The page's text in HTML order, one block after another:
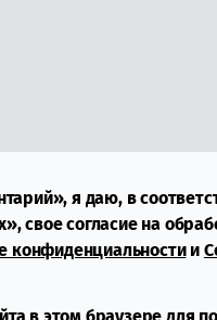
я даю, в
свое согласие на
конфиденциальностии